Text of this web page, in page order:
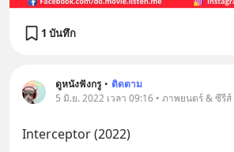
1 บันทึก
ดูหนังฟังกรู • ติดตาม
5 มิ.ย. 2022 เวลา 09:16 • ภาพยนตร์ & ซีรีส์
Interceptor (2022)